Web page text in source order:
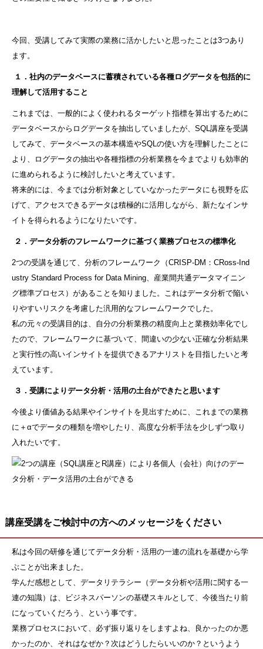
今回、受講してみて実際の業務に活かしたいと思ったことは3つあり
ます。
１．社内のデータベースに蓄積されている各種ログデータを包括的に
理解して活用すること
これまでは、一般的によく使われるターゲット指標を算出するために
データベースからログデータを抽出していましたが、SQL講座を受講
してみて、データベースの基本構造やSQLの使い方を理解したことに
より、ログデータの抽出や各種指標の分析業務を今までよりも効率的
に進められるように検討したいと考えています。
将来的には、今までは分析対象としていなかったデータにも視野を広
げて、アクセスできるデータは積極的に活用しながら、新たなインサ
イトを得られるようになりたいです。
２．データ分析のフレームワークに基づく業務プロセスの標準化
2つの受講を通じて、分析のフレームワーク（CRISP-DM：CRoss-Ind
ustry Standard Process for Data Mining、産業間共通データマイニン
グ標準プロセス）があることを知りました。これはデータ分析で陥い
りやすいリスクを考慮した汎用的なフレームワークでした。
私の元々の受講目的は、自分の分析業務の精度向上と業務効率化でし
たので、フレームワークに基づいて、間違いの少ない正確な分析結果
と実行性の高いインサイトを提供できるアナリストを目指したいと考
えています。
３．受講によりデータ分析・活用の土台ができたと思います
今後より価値ある結果やインサイトを見出すために、これまでの業務
に＋αでデータの種類を増やしたり、高度な分析手法を少しずつ取り
入れたいです。
講座受講をご検討中の方へのメッセージをください
私は今回の研修を通じてデータ分析・活用の一連の流れを基礎から学
ぶことが出来ました。
学んだ感想として、データリテラシー（データ分析や活用に関する一
連の知識）は、ビジネスパーソンの基礎スキルとして、今後当たり前
になっていくだろう、という事です。
業務プロセスにおいて、必ず振り返りをしますよね、良かったのか悪
かったのか、それはなぜか？次はどうしたらいいのか？というよう